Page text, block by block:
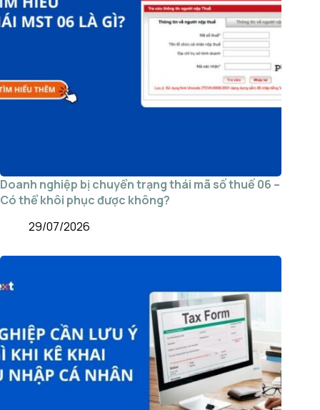
Doanh nghiệp bị chuyển trạng thái mã số thuế 06 –
Có thể khôi phục được không?
29/07/2026